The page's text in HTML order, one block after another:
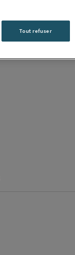
Tout refuser